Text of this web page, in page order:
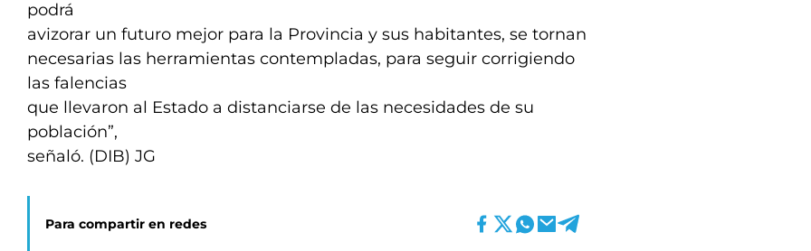
podrá
avizorar un futuro mejor para la Provincia y sus habitantes, se tornan
necesarias las herramientas contempladas, para seguir corrigiendo
las falencias
que llevaron al Estado a distanciarse de las necesidades de su
población”,
señaló. (DIB) JG
Para compartir en redes